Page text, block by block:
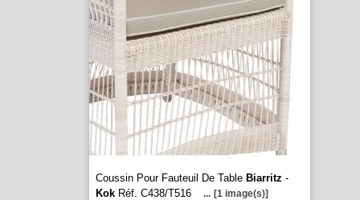
Coussin Pour Fauteuil De Table Biarritz -
KokRéf. C438/T516 ... [1 image(s)]